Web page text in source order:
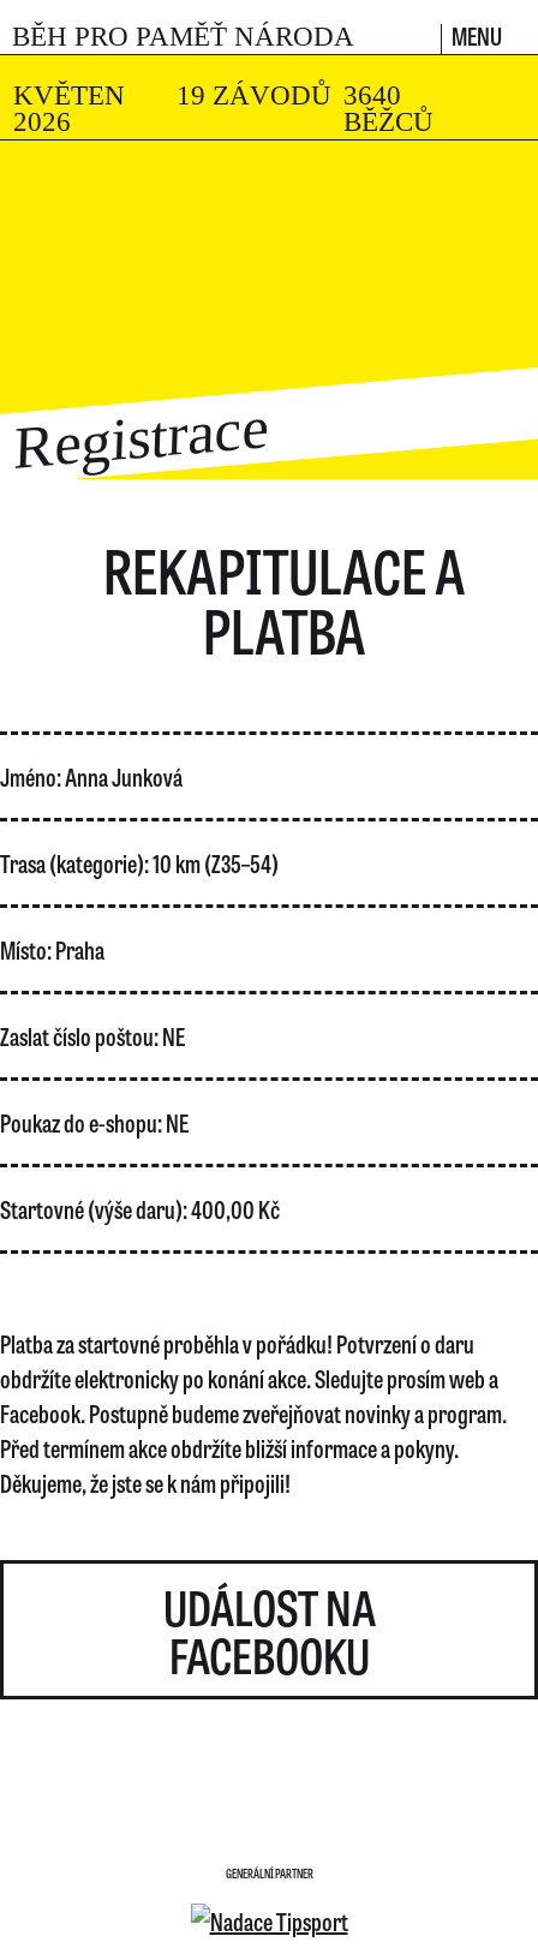
BĚH PRO PAMĚŤ NÁRODA MENU
KVĚTEN
2026
19 ZÁVODŮ 3640
BĚŽCŮ
Registrace
REKAPITULACE A
PLATBA
Jméno:Anna Junková
Trasa (kategorie):10 km (Z35–54)
Místo:Praha
Zaslat číslo poštou:NE
Poukaz do e-shopu:NE
Startovné (výše daru):400,00 Kč
Platba za startovné proběhla v pořádku! Potvrzení o daru
obdržíte elektronicky po konání akce. Sledujte prosím web a
Facebook. Postupně budeme zveřejňovat novinky a program.
Před termínem akce obdržíte bližší informace a pokyny.
Děkujeme, že jste se k nám připojili!
UDÁLOST NA
FACEBOOKU
GENERÁLNÍ PARTNER